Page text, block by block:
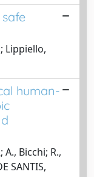
Lippiello,
human-
A., Bicchi; R.,
SANTIS,